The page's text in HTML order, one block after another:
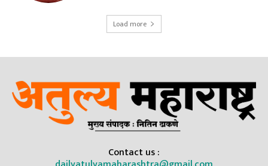
Load more
Contact us :